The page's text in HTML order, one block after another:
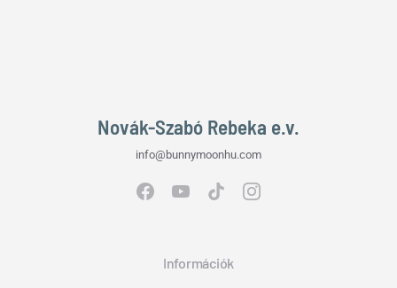
Novák-Szabó Rebeka e.v.
info@bunnymoonhu.com
Információk